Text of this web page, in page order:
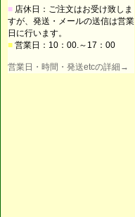
■ 店休日：ご注文はお受け致しま
すが、発送・メールの送信は営業
日に行います。
■ 営業日：10：00.～17：00
営業日・時間・発送etcの詳細→